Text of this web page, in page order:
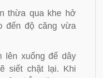
thừa qua khe hở
đến độ căng vừa
lên xuống để dây
siết chặt lại. Khi